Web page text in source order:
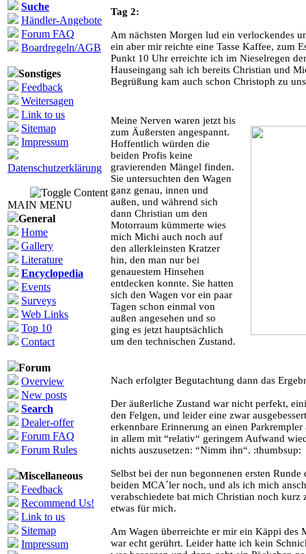
Suche
Händler-Angebote
Forum FAQ
Boardregeln/AGB
Sonstiges
Feedback
Weitersagen
Link to us
Sitemap
Impressum
Datenschutzerklärung
MAIN MENU
General
Home
Gallery
Literature
Encyclopedia
Events
Surveys
Web Links
Top 10
Contact
Forum
Overview
New posts
Search
Dealer-offer
Forum FAQ
Forum Rules
Miscellaneous
Feedback
Recommend Us!
Link to us
Sitemap
Impressum
Tag 2:
Am nächsten Morgen lud ein verlockendes
ein aber mir reichte eine Tasse Kaffee, zum
Punkt 10 Uhr erreichte ich im Nieselregen
Hauseingang sah ich bereits Christian und
Begrüßung kam auch schon Christoph zu
Meine Nerven waren jetzt bis
zum Äußersten angespannt.
Hoffentlich würden die
beiden Profis keine
gravierenden Mängel finden.
Sie untersuchten den Wagen
ganz genau, innen und
außen, und während sich
dann Christian um den
Motorraum kümmerte wies
mich Michi auch noch auf
den allerkleinsten Kratzer
hin, den man nur bei
genauestem Hinsehen
entdecken konnte. Sie hatten
sich den Wagen vor ein paar
Tagen schon einmal von
außen angesehen und so
ging es jetzt hauptsächlich
um den technischen Zustand.
Nach erfolgter Begutachtung dann das
Der äußerliche Zustand war nicht perfekt,
den Felgen, und leider eine zwar
erkennbare Erinnerung an einen
in allem mit “relativ“ geringem Aufwand
nichts auszusetzen: “Nimm ihn“. :thumbsup:
Selbst bei der nun begonnenen ersten
beiden MCA´ler noch, und als ich mich
verabschiedete bat mich Christian noch kurz
etwas für mich.
Am Wagen überreichte er mir ein Käppi
war echt gerührt. Leider hatte ich kein